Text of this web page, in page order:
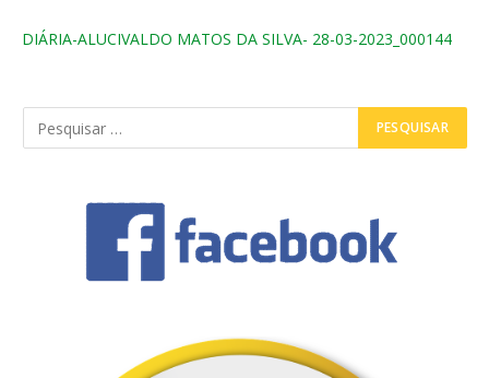
DIÁRIA-ALUCIVALDO MATOS DA SILVA- 28-03-2023_000144